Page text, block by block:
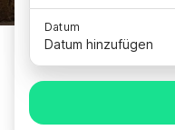
Datum
Datum hinzufügen